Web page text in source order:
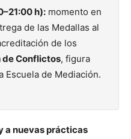
h): momento en
de las Medallas al
de los
de Conflictos, figura
Escuela de Mediación.
a nuevas prácticas